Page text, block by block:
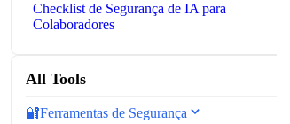
Checklist de Segurança de IA para
Colaboradores
All Tools
🔐Ferramentas de Segurança